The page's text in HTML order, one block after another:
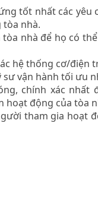
tốt nhất các yêu
nhà.
nhà để họ có
hệ thống cơ/điện
sư vận hành tối ưu
chính xác nhất
hoạt động của tòa
tham gia hoạt